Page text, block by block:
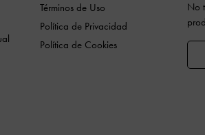
Términos de Uso
Política de Privacidad
Política de Cookies
No